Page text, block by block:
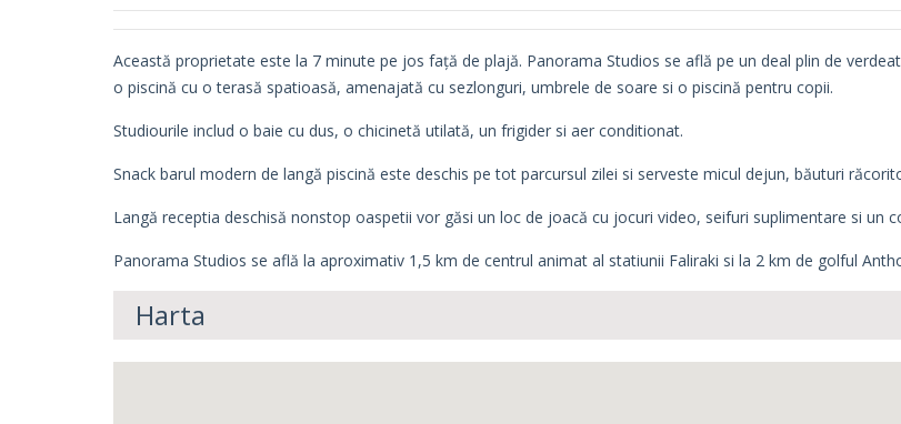
Această proprietate este la 7 minute pe jos față de plajă. Panorama Studios se află pe un deal plin de
o piscină cu o terasă spatioasă, amenajată cu sezlonguri, umbrele de soare si o piscină pentru copii.
Studiourile includ o baie cu dus, o chicinetă utilată, un frigider si aer conditionat.
Snack barul modern de langă piscină este deschis pe tot parcursul zilei si serveste micul dejun, băuturi
Langă receptia deschisă nonstop oaspetii vor găsi un loc de joacă cu jocuri video, seifuri suplimentare si un
Panorama Studios se află la aproximativ 1,5 km de centrul animat al statiunii Faliraki si la 2 km de golful
Harta